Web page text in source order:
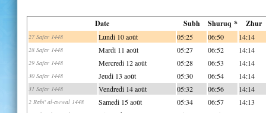
Date Subh Shuruq * Zhur
27 Safar 1448 Lundi 10 août 05:25 06:50 14:14
28 Safar 1448 Mardi 11 août 05:27 06:52 14:14
29 Safar 1448 Mercredi 12 août 05:28 06:53 14:14
30 Safar 1448 Jeudi 13 août 05:30 06:54 14:14
31 Safar 1448 Vendredi 14 août 05:32 06:56 14:14
2 Rabi' al-awwal 1448 Samedi 15 août 05:34 06:57 14:13